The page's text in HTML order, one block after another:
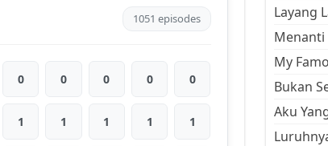
1051 episodes
0 0 0 0 0
1 1 1 1 1
Layang
Menanti
My
Bukan
Aku